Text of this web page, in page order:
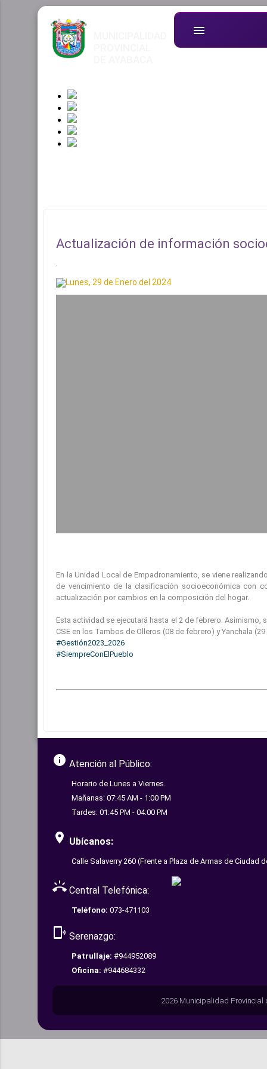
menu
Actualización de información
.
Lunes, 29 de Enero del 2024
En la Unidad Local de Empadronamiento, se viene
de vencimiento de la clasificación socioeconómica con
actualización por cambios en la composición del hogar.
Esta actividad se ejecutará hasta el 2 de febrero.
CSE en los Tambos de Olleros (08 de febrero) y Yanchala
#Gestión2023_2026
#SiempreConElPueblo
info Atención al Público:
Horario de Lunes a Viernes.
Mañanas: 07:45 AM - 1:00 PM
Tardes: 01:45 PM - 04:00 PM
room Ubícanos:
Calle Salaverry 260 (Frente a Plaza de Armas de Ciudad
ring_volume Central Telefónica:
Teléfono: 073-471103
phonelink_ring Serenazgo:
Patrullaje: #944952089
Oficina: #944684332
2026 Municipalidad Provincial